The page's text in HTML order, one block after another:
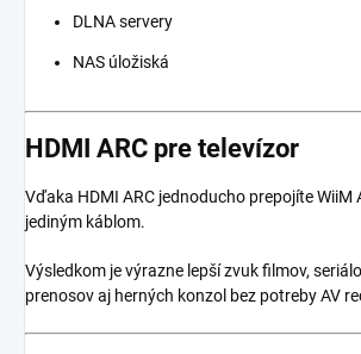
DLNA servery
NAS úložiská
HDMI ARC pre televízor
Vďaka HDMI ARC jednoducho prepojíte WiiM
jediným káblom.
Výsledkom je výrazne lepší zvuk filmov,
prenosov aj herných konzol bez potreby AV